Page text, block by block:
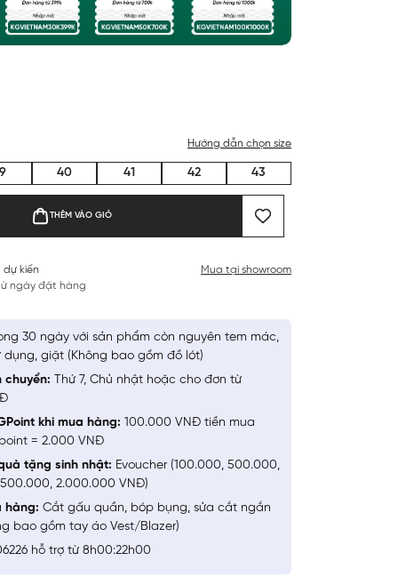
Hướng dẫn chọn size
40 41 42 43
THÊM VÀO GIỎ
dự kiến
ngày đặt hàng
Mua tại showroom
30 ngày với sản phẩm còn nguyên tem mác,
dụng, giặt (Không bao gồm đồ lót)
chuyển: Thứ 7, Chủ nhật hoặc cho đơn từ
khi mua hàng: 100.000 VNĐ tiền mua
= 2.000 VNĐ
tặng sinh nhật: Evoucher (100.000, 500.000,
2.000.000 VNĐ)
hàng: Cắt gấu quần, bóp bụng, sửa cắt ngắn
bao gồm tay áo Vest/Blazer)
hỗ trợ từ 8h00:22h00